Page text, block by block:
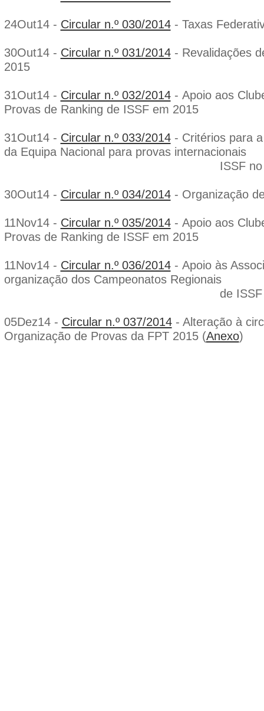
24Out14 - Circular n.º 030/2014- Taxas
30Out14 - Circular n.º 031/2014- Revalidações
2015
31Out14 - Circular n.º 032/2014- Apoio aos
Provas de Ranking de ISSF em 2015
31Out14 - Circular n.º 033/2014- Critérios para
da Equipa Nacional para provas internacionais
ISSF no ano de
30Out14 - Circular n.º 034/2014- Organização
11Nov14 - Circular n.º 035/2014- Apoio aos
Provas de Ranking de ISSF em 2015
11Nov14 - Circular n.º 036/2014- Apoio às
organização dos Campeonatos Regionais
de ISSF
05Dez14 - Circular n.º 037/2014- Alteração à
Organização de Provas da FPT 2015 (Anexo)